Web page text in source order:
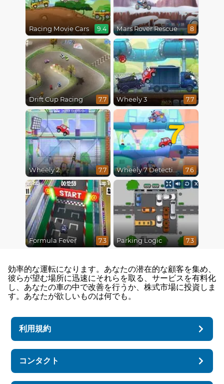
Racing Movie Cars 9.4 Mars Rover Rescue 8
Drift Cup Racing 7.7 Wheely 3 7.7
Wheely 2 7.7
7
Wheely 7 Detective 7.6
Formula Fever 7.3 Parking Logic 7.3
効率的な運転になります。あなたの潜在的な顧客を集め、
彼らが望む場所に迅速にそれらを取る、サービスを有料化
し、あなたの車の中で改善を行うか、株式市場に投資しま
す。あなたが欲しいものは何でも。
利用規約
コンタクト